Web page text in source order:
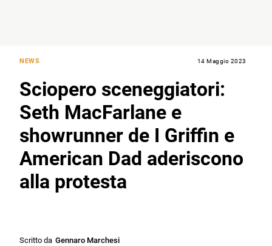
NEWS 14 Maggio 2023
Sciopero sceneggiatori:
Seth MacFarlane e
showrunner de I Griffin e
American Dad aderiscono
alla protesta
Scritto da Gennaro Marchesi